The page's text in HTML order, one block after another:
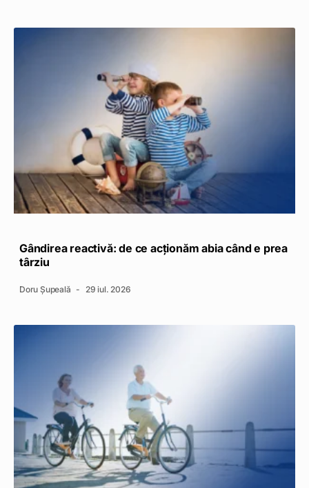
Gândirea reactivă: de ce acționăm abia când e prea
târziu
Doru Șupeală 29 iul. 2026